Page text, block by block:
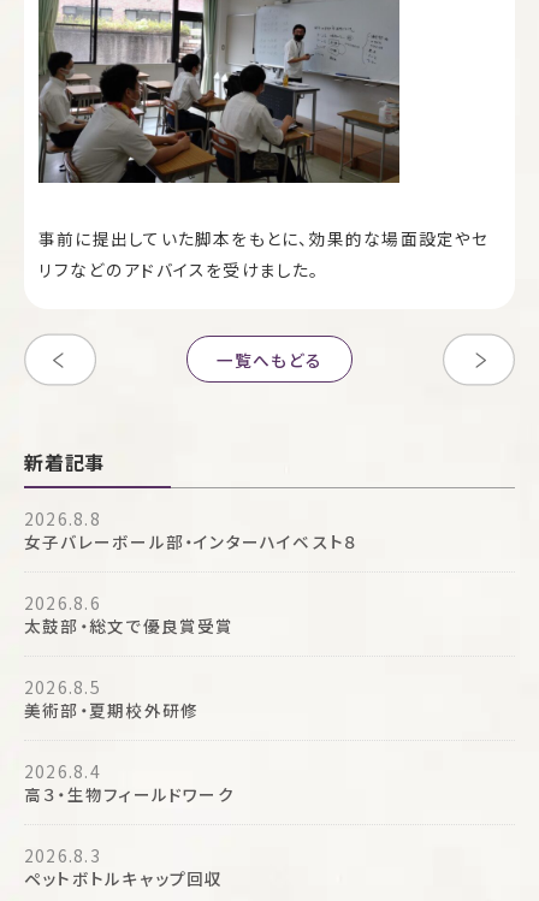
事前に提出していた脚本をもとに、効果的な場面設定やセ
リフなどのアドバイスを受けました。
一覧へもどる
新着記事
2026.8.8
女子バレーボール部・インターハイベスト８
2026.8.6
太鼓部・総文で優良賞受賞
2026.8.5
美術部・夏期校外研修
2026.8.4
高３・生物フィールドワーク
2026.8.3
ペットボトルキャップ回収